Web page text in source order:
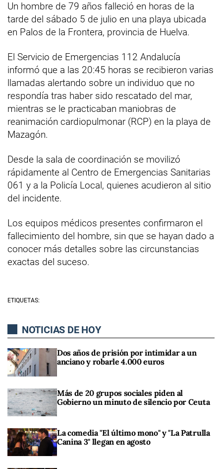
Un hombre de 79 años falleció en horas de la
tarde del sábado 5 de julio en una playa ubicada
en Palos de la Frontera, provincia de Huelva.
El Servicio de Emergencias 112 Andalucía
informó que a las 20:45 horas se recibieron varias
llamadas alertando sobre un individuo que no
respondía tras haber sido rescatado del mar,
mientras se le practicaban maniobras de
reanimación cardiopulmonar (RCP) en la playa de
Mazagón.
Desde la sala de coordinación se movilizó
rápidamente al Centro de Emergencias Sanitarias
061 y a la Policía Local, quienes acudieron al sitio
del incidente.
Los equipos médicos presentes confirmaron el
fallecimiento del hombre, sin que se hayan dado a
conocer más detalles sobre las circunstancias
exactas del suceso.
ETIQUETAS:
NOTICIAS DE HOY
Dos años de prisión por intimidar a un
anciano y robarle 4.000 euros
Más de 20 grupos sociales piden al
Gobierno un minuto de silencio por Ceuta
La comedia "El último mono" y "La Patrulla
Canina 3" llegan en agosto